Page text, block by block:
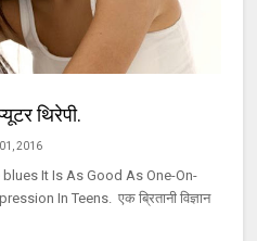
थिरेपी.
2016
It Is As Good As One-On-
In Teens. एक ब्रितानी विज्ञान